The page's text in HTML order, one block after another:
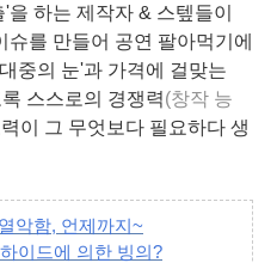
하는 제작자 & 스텦들이
를 만들어 공연 팔아먹기에
중의 눈'과 가격에 걸맞는
스스로의 경쟁력(창작 능
이 그 무엇보다 필요하다 생
악함, 언제까지~
이드에 의한 빙의?